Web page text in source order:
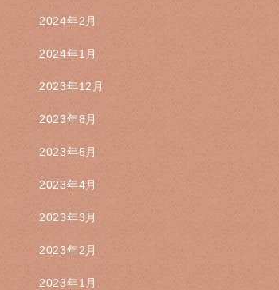
2024年2月
2024年1月
2023年12月
2023年8月
2023年5月
2023年4月
2023年3月
2023年2月
2023年1月